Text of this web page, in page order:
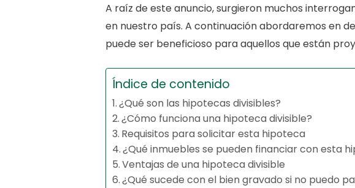
A raíz de este anuncio, surgieron muchos
en nuestro país. A continuación abordaremos en
puede ser beneficioso para aquellos que están
Índice de contenido
¿Qué son las hipotecas divisibles?
¿Cómo funciona una hipoteca divisible?
Requisitos para solicitar esta hipoteca
¿Qué inmuebles se pueden financiar con esta
Ventajas de una hipoteca divisible
¿Qué sucede con el bien gravado si no puedo